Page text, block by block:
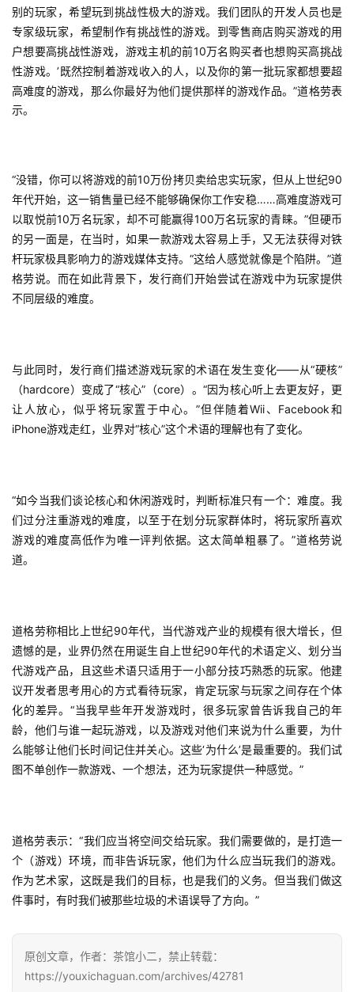
游
戏
休
闲
游
2
0
2
5
第
十
三
奖
3
0
对
接
会
上
海
中
文
(
中
别的玩家，希望玩到挑战性极大的游戏。我们团队的开发人员也是
专家级玩家，希望制作有挑战性的游戏。到零售商店购买游戏的用
户想要高挑战性游戏，游戏主机的前10万名购买者也想购买高挑战
性游戏。’既然控制着游戏收入的人，以 及你的第一批玩家都想要超
高难度的游戏，那么你最好为他们提供那样的游戏作品。”道格劳表
示。
“没错，你可以将游戏的前10万份拷贝卖给忠实玩家，但从上世纪90
年代开始，这一销售量已经不能够确保你工作安稳……高难度游戏可
以取悦前10万名玩家，却不可能赢得100万名玩家的青睐。”但硬币
的另一面是，在当时，如果一款游戏太容易上手，又无法获得对铁
杆玩家极具影响力的游戏媒体支持。“这给人感觉就像是个陷阱。”道
格劳说。而在如此背景下，发行商们开始尝试在游戏中为玩家提供
不同层级的难度。
与此同时，发行商们描述游戏玩家的术语在发生变化——从“硬核”
（hardcore）变成了“核心”（core）。“因为核心听上去更友好，更
让人放心，似乎将玩家置于中心。”但伴随着Wii、Facebook和
iPhone游戏走红，业界对“核心”这个术语的理解也有了变化。
“如今当我们谈论核心和休闲游戏时，判断标准只有一个：难度。我
们过分注重游戏的难度，以至于在划分玩家群体时，将玩家所喜欢
游戏的难度高低作为唯一评判依据。这太简单粗暴了。”道格劳说
道。
道格劳称相比上世纪90年代，当代游戏产业的规模有很大增长，但
遗憾的是，业界仍然在用诞生自上世纪90年代的术语定义、划分当
代游戏产品，且这些术语只适用于一小部分技巧熟悉的玩家。他建
议开发者思考用心的方式看待玩家，肯定玩家与玩家之间存在个体
化的差异。“当我早些年开发游戏时，很多玩家曾告诉我自己的年
龄，他们与谁一起玩游戏，以及游戏对他们来说为什么重要，为什
么能够让他们长时间记住并关心。这些‘为什么’是最重要的。我们试
图不单创作一款游戏、一个想法，还为玩家提供一种感觉。”
道格劳表示：“我们应当将空间交给玩家。我们需要做的，是打造一
个（游戏）环境，而非告诉玩家，他们为什么应当玩我们的游戏。
作为艺术家，这既是我们的目标，也是我们的义务。但当我们做这
件事时，有时我们被那些垃圾的术语误导了方向。”
原创文章，作者：茶馆小二，禁止转载：
https://youxichaguan.com/archives/42781